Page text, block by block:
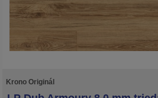
Krono Originál